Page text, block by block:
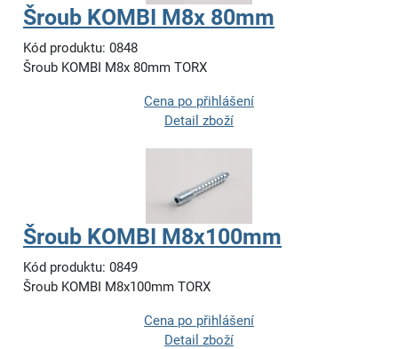
Šroub KOMBI M8x 80mm
Kód produktu: 0848
Šroub KOMBI M8x 80mm TORX
Cena po přihlášení
Detail zboží
Šroub KOMBI M8x100mm
Kód produktu: 0849
Šroub KOMBI M8x100mm TORX
Cena po přihlášení
Detail zboží